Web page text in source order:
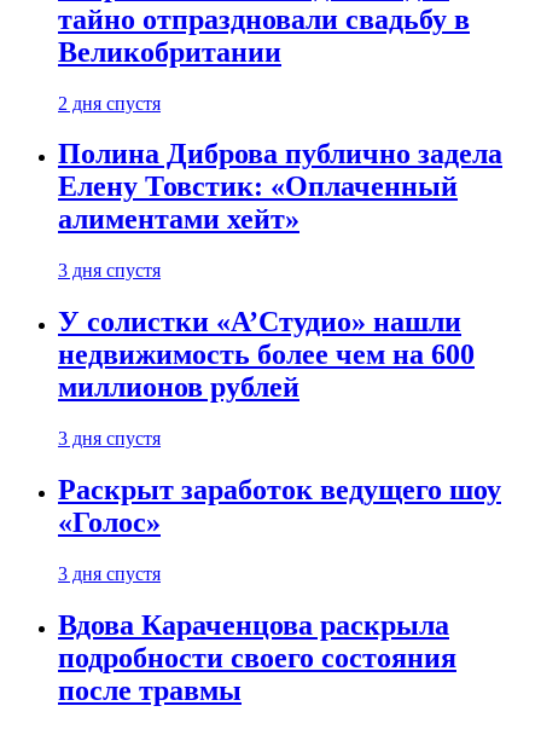
тайно отпраздновали свадьбу в
Великобритании
2 дня спустя
Полина Диброва публично задела
Елену Товстик: «Оплаченный
алиментами хейт»
3 дня спустя
У солистки «А’Студио» нашли
недвижимость более чем на 600
миллионов рублей
3 дня спустя
Раскрыт заработок ведущего шоу
«Голос»
3 дня спустя
Вдова Караченцова раскрыла
подробности своего состояния
после травмы